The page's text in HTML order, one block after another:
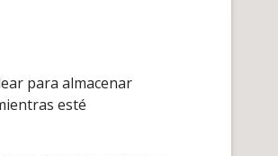
para almacenar
esté